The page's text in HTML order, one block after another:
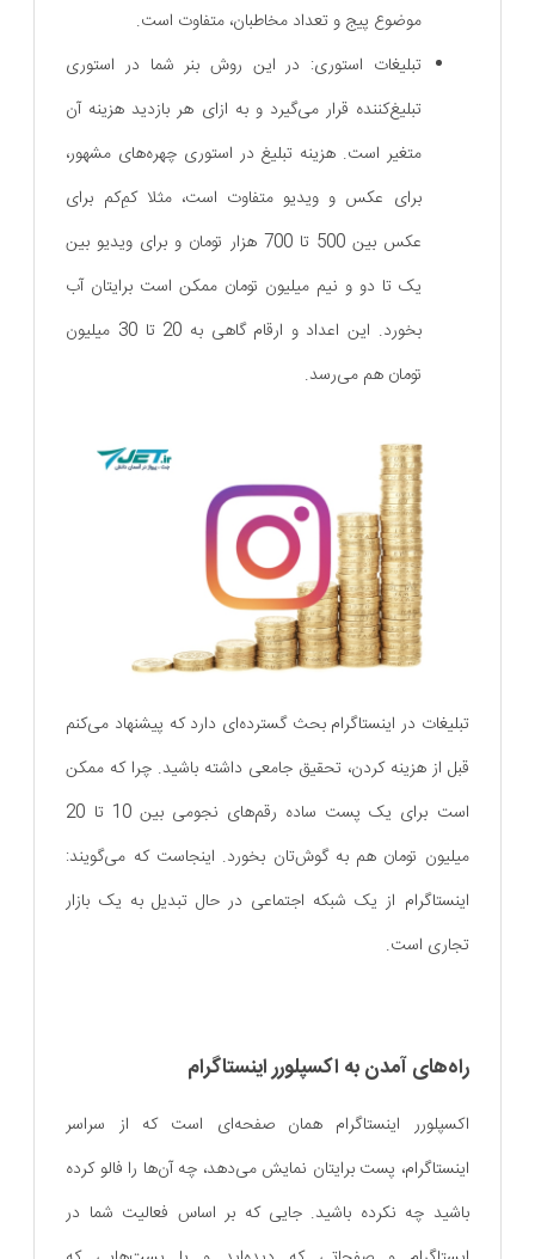
موضوع پیج و تعداد مخاطبان، متفاوت است.
تبلیغات استوری: در این روش بنر شما در استوری
تبلیغ‌کننده قرار می‌گیرد و به ازای هر بازدید هزینه‌ آن
متغیر است. هزینه تبلیغ در استوری چهره‌های مشهور،
برای عکس و ویدیو متفاوت است، مثلا کمِ‌کم برای
عکس بین 500 تا 700 هزار تومان و برای ویدیو بین
یک تا دو و نیم میلیون تومان ممکن است برایتان آب
بخورد. این اعداد و ارقام گاهی به 20 تا 30 میلیون
تومان هم می‌رسد.
تبلیغات در اینستاگرام بحث گسترده‌ای دارد که پیشنهاد می‌کنم
قبل از هزینه کردن، تحقیق جامعی داشته باشید. چرا که ممکن
است برای یک پست ساده رقم‌های نجومی بین 10 تا 20
میلیون تومان هم به گوش‌تان بخورد. اینجاست که می‌گویند:
اینستاگرام از یک شبکه اجتماعی در حال تبدیل به یک بازار
تجاری است.
راه‌های آمدن به اکسپلورر اینستاگرام
اکسپلورر اینستاگرام همان صفحه‌ای است که از سراسر
اینستاگرام، پست برایتان نمایش می‌دهد، چه آن‌ها را فالو کرده
باشید چه نکرده باشید. جایی که بر اساس فعالیت شما در